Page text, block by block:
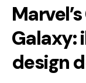
Galaxy:
design